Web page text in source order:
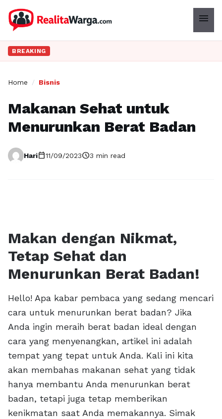
menu
BREAKING
Home / Bisnis
Makanan Sehat untuk
Menurunkan Berat Badan
Haricalendar_today11/09/2023schedule3 min read
Makan dengan Nikmat,
Tetap Sehat dan
Menurunkan Berat Badan!
Hello! Apa kabar pembaca yang sedang mencari
cara untuk menurunkan berat badan? Jika
Anda ingin meraih berat badan ideal dengan
cara yang menyenangkan, artikel ini adalah
tempat yang tepat untuk Anda. Kali ini kita
akan membahas makanan sehat yang tidak
hanya membantu Anda menurunkan berat
badan, tetapi juga tetap memberikan
kenikmatan saat Anda memakannya. Simak